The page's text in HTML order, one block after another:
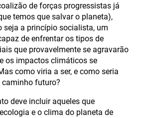
de forças progressistas já
temos que salvar o planeta),
seja a princípio socialista, um
de enfrentar os tipos de
que provavelmente se agravarão
os impactos climáticos se
como viria a ser, e como seria
caminho futuro?
deve incluir aqueles que
e o clima do planeta de